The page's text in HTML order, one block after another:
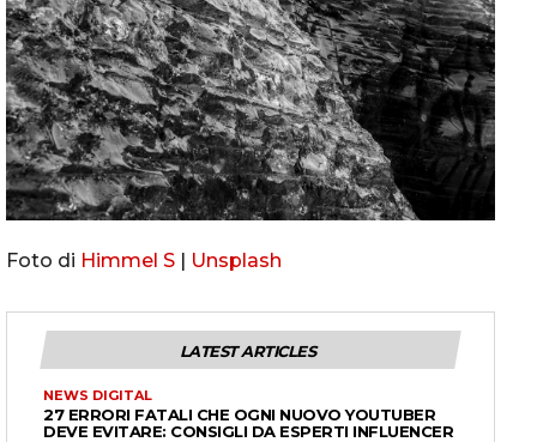
Foto di Himmel S | Unsplash
LATEST ARTICLES
NEWS DIGITAL
27 ERRORI FATALI CHE OGNI NUOVO YOUTUBER
DEVE EVITARE: CONSIGLI DA ESPERTI INFLUENCER